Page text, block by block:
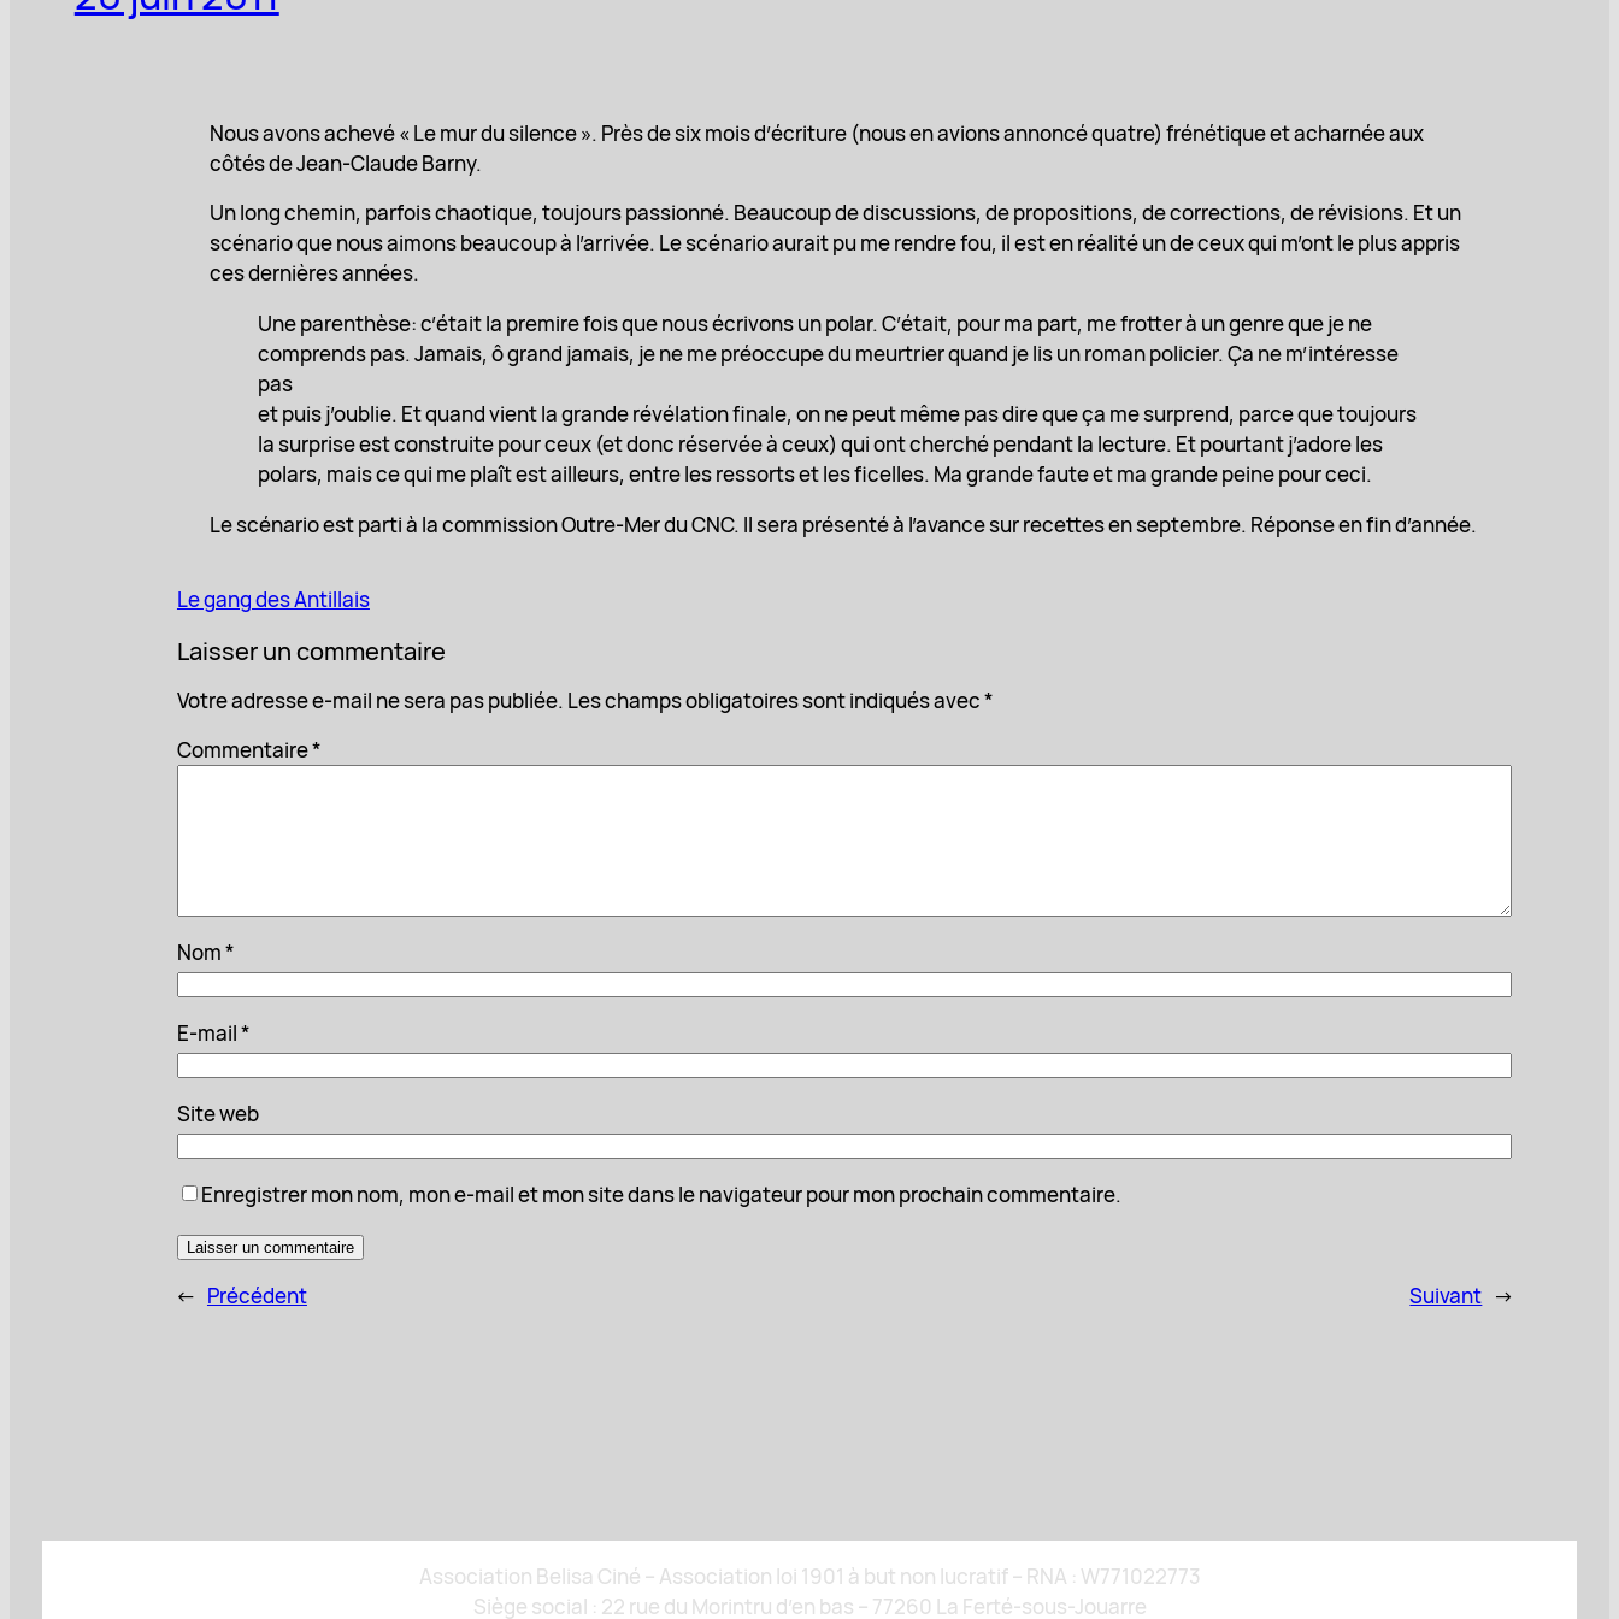
Nous avons achevé « Le mur du silence ». Près de six mois d’écriture (nous en avions annoncé quatre) frénétique et acharnée aux
côtés de Jean-Claude Barny.
Un long chemin, parfois chaotique, toujours passionné. Beaucoup de discussions, de propositions, de corrections, de révisions. Et un
scénario que nous aimons beaucoup à l’arrivée. Le scénario aurait pu me rendre fou, il est en réalité un de ceux qui m’ont le plus appris
ces dernières années.
Une parenthèse: c’était la premire fois que nous écrivons un polar. C’était, pour ma part, me frotter à un genre que je ne
comprends pas. Jamais, ô grand jamais, je ne me préoccupe du meurtrier quand je lis un roman policier. Ça ne m’intéresse
pas
et puis j’oublie. Et quand vient la grande révélation finale, on ne peut même pas dire que ça me surprend, parce que toujours
la surprise est construite pour ceux (et donc réservée à ceux) qui ont cherché pendant la lecture. Et pourtant j’adore les
polars, mais ce qui me plaît est ailleurs, entre les ressorts et les ficelles. Ma grande faute et ma grande peine pour ceci.
Le scénario est parti à la commission Outre-Mer du CNC. Il sera présenté à l’avance sur recettes en septembre. Réponse en fin d’année.
Le gang des Antillais
Laisser un commentaire
Votre adresse e-mail ne sera pas publiée. Les champs obligatoires sont indiqués avec*
Commentaire*
Nom*
E-mail*
Site web
Enregistrer mon nom, mon e-mail et mon site dans le navigateur pour mon prochain commentaire.
← Précédent Suivant →
Association Belisa Ciné – Association loi 1901 à but non lucratif – RNA : W771022773
Siège social : 22 rue du Morintru d’en bas – 77260 La Ferté-sous-Jouarre